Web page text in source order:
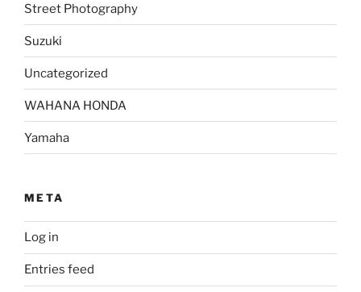
Street Photography
Suzuki
Uncategorized
WAHANA HONDA
Yamaha
META
Log in
Entries feed